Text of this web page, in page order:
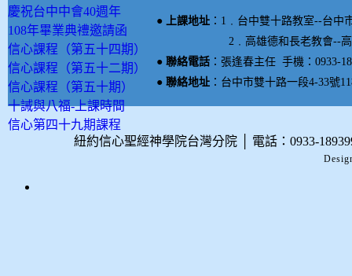
慶祝台中中會40週年
108年畢業典禮邀請函
信心課程（第五十四期）
信心課程（第五十二期）
信心課程（第五十期）
十誡與八福-上課時間
信心第四十九期課程
● 上課地址 ：1﹒台中雙十路教室--台中
2 ﹒ 高雄德和長老教會--
● 聯絡電話 ：張逢春主任 手機：0933-
● 聯絡地址 ：台中市雙十路一段4-33號
紐約信心聖經神學院台灣分院│ 電話：0933-